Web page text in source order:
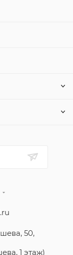
50,
1 этаж)